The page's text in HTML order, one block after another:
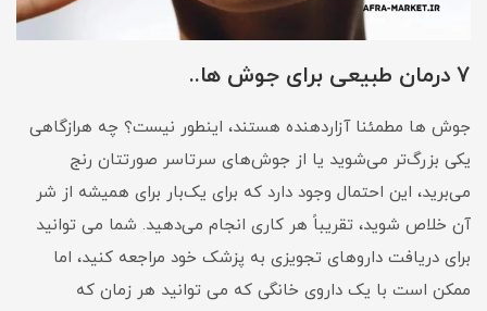
7 درمان طبیعی برای جوش ها..
جوش ها مطمئنا آزاردهنده هستند، اینطور نیست؟ چه هرازگاهی
یکی بزرگ‌تر می‌شوید یا از جوش‌های سرتاسر صورتتان رنج
می‌برید، این احتمال وجود دارد که برای یک‌بار برای همیشه از شر
آن خلاص شوید، تقریباً هر کاری انجام می‌دهید. شما می توانید
برای دریافت داروهای تجویزی به پزشک خود مراجعه کنید، اما
ممکن است با یک داروی خانگی که می توانید هر زمان که